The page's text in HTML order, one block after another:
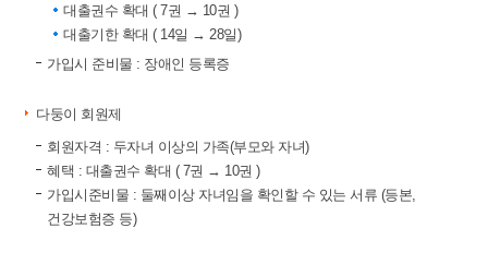
대출권수 확대 ( 7권 → 10권 )
대출기한 확대 ( 14일 → 28일)
가입시 준비물 : 장애인 등록증
다둥이 회원제
회원자격 : 두자녀 이상의 가족(부모와 자녀)
혜택 : 대출권수 확대 ( 7권 → 10권 )
가입시준비물 : 둘째이상 자녀임을 확인할 수 있는 서류 (등본,
건강보험증 등)